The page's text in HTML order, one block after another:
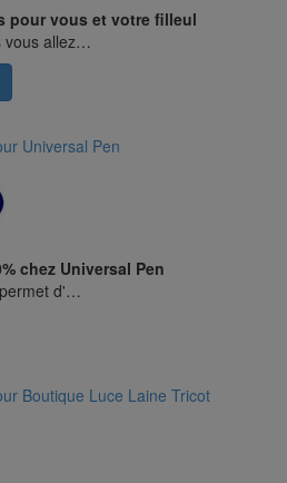
pour vous et votre filleul
vous allez…
Universal Pen
chez Universal Pen
d'…
Boutique Luce Laine Tricot